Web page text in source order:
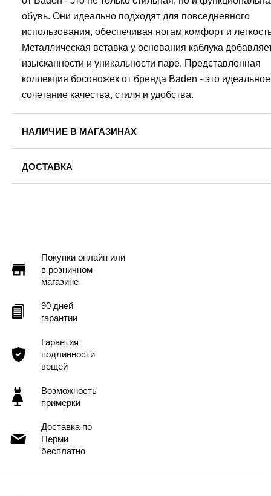
обувь. Они идеально подходят для повседневного
использования, обеспечивая ногам комфорт и
Металлическая вставка у основания каблука
изысканности и уникальности паре. Представленная
коллекция босоножек от бренда Baden - это идеальное
сочетание качества, стиля и удобства.
НАЛИЧИЕ В МАГАЗИНАХ
ДОСТАВКА
Пермь — бесплатно
Покупки онлайн или
в розничном
магазине
90 дней
гарантии
Гарантия
подлинности
вещей
Возможность
примерки
Доставка по
Перми
бесплатно